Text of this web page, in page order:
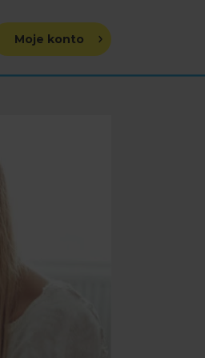
Moje konto